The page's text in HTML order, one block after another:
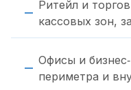
Ритейл и
кассовых зон,
Офисы и
периметра и